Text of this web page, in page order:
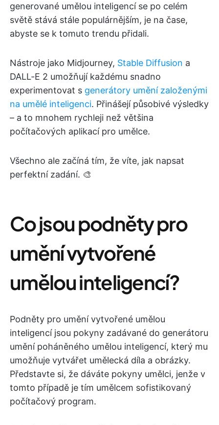
generované umělou inteligencí se po celém
světě stává stále populárnějším, je na čase,
abyste se k tomuto trendu přidali.
Nástroje jako Midjourney, Stable Diffusion a
DALL-E 2 umožňují každému snadno
experimentovat s generátory umění založenými
na umělé inteligenci. Přinášejí působivé výsledky
– a to mnohem rychleji než většina
počítačových aplikací pro umělce.
Všechno ale začíná tím, že víte, jak napsat
perfektní zadání. 🎨
Co jsou podněty pro
umění vytvořené
umělou inteligencí?
Podněty pro umění vytvořené umělou
inteligencí jsou pokyny zadávané do generátoru
umění poháněného umělou inteligencí, který mu
umožňuje vytvářet umělecká díla a obrázky.
Představte si, že dáváte pokyny umělci, jenže v
tomto případě je tím umělcem sofistikovaný
počítačový program.